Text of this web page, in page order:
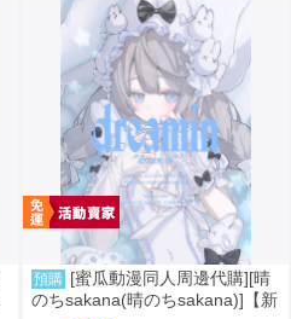
預購 [蜜瓜動漫同人周邊代購][晴
のちsakana(晴のちsakana)]【新